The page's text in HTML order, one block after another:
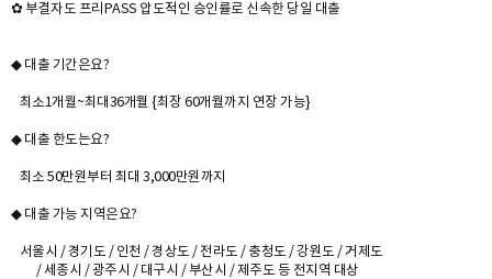
✿ 부결자도 프리PASS 압도적인 승인률로 신속한 당일 대출
◆ 대출 기간은요?
최소1개월~최대36개월 {최장 60개월까지 연장 가능}
◆ 대출 한도는요?
최소 50만원부터 최대 3,000만원까지
◆ 대출 가능 지역은요?
서울시 / 경기도 / 인천 / 경상도 / 전라도 / 충청도 / 강원도 / 거제도
/ 세종시 / 광주시 / 대구시 / 부산시 / 제주도 등 전지역 대상